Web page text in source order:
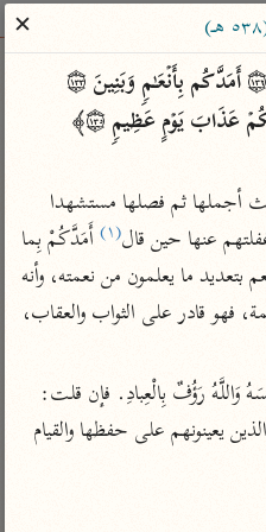
والعلم الشرعي
مصاحف معاجم
Type 2
للقنوجي
للشوكاني
جزي
معاصرة
الميسر
المختصر في
التفسير
تفسير السعدي
✕
عنها حين قال(١)